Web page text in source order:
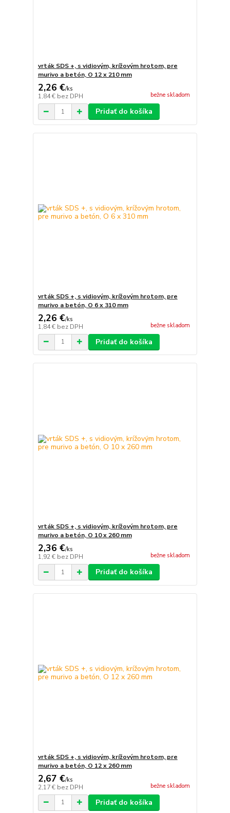
vrták SDS +, s vidiovým, krížovým hrotom, pre
murivo a betón, O 12 x 210 mm
2,26 €/ks
1,84 € bez DPH bežne skladom
Pridať do košíka
vrták SDS +, s vidiovým, krížovým hrotom, pre
murivo a betón, O 6 x 310 mm
2,26 €/ks
1,84 € bez DPH bežne skladom
Pridať do košíka
vrták SDS +, s vidiovým, krížovým hrotom, pre
murivo a betón, O 10 x 260 mm
2,36 €/ks
1,92 € bez DPH bežne skladom
Pridať do košíka
vrták SDS +, s vidiovým, krížovým hrotom, pre
murivo a betón, O 12 x 260 mm
2,67 €/ks
2,17 € bez DPH bežne skladom
Pridať do košíka